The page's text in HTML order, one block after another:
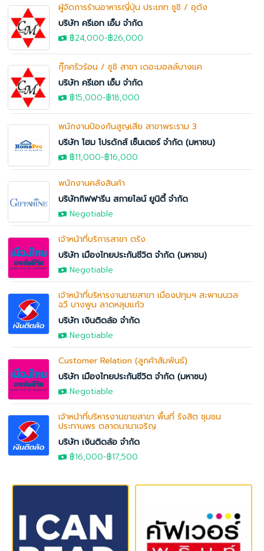
ผู้จัดการร้านอาหารญี่ปุ่น ประเภท ซูชิ / อุด้ง
บริษัท ครีเอท เอ็ม จำกัด
฿24,000-฿26,000
กุ๊กครัวร้อน / ซูชิ สาขา เดอะมอลล์บางแค
บริษัท ครีเอท เอ็ม จำกัด
฿15,000-฿18,000
พนักงานป้องกันสูญเสีย สาขาพระราม 3
บริษัท โฮม โปรดักส์ เซ็นเตอร์ จำกัด (มหาชน)
฿11,000-฿16,000
พนักงานคลังสินค้า
บริษัทกิฟฟารีน สกายไลน์ ยูนิตี้ จำกัด
Negotiable
เจ้าหน้าที่บริการสาขา ตรัง
บริษัท เมืองไทยประกันชีวิต จำกัด (มหาชน)
Negotiable
เจ้าหน้าที่บริหารงานขายสาขา เมืองปทุมฯ สะพานนวล
ฉวี บางพูน ลาดหลุมแก้ว
บริษัท เงินติดล้อ จำกัด
Negotiable
Customer Relation (ลูกค้าสัมพันธ์)
บริษัท เมืองไทยประกันชีวิต จำกัด (มหาชน)
Negotiable
เจ้าหน้าที่บริหารงานขายสาขา พื้นที่ รังสิต ชุมชน
ประทานพร ตลาดนานาเจริญ
บริษัท เงินติดล้อ จำกัด
฿16,000-฿17,500